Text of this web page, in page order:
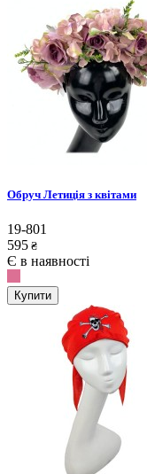
Обруч Летиція з квітами
19-801
595 ₴
Є в наявності
Купити